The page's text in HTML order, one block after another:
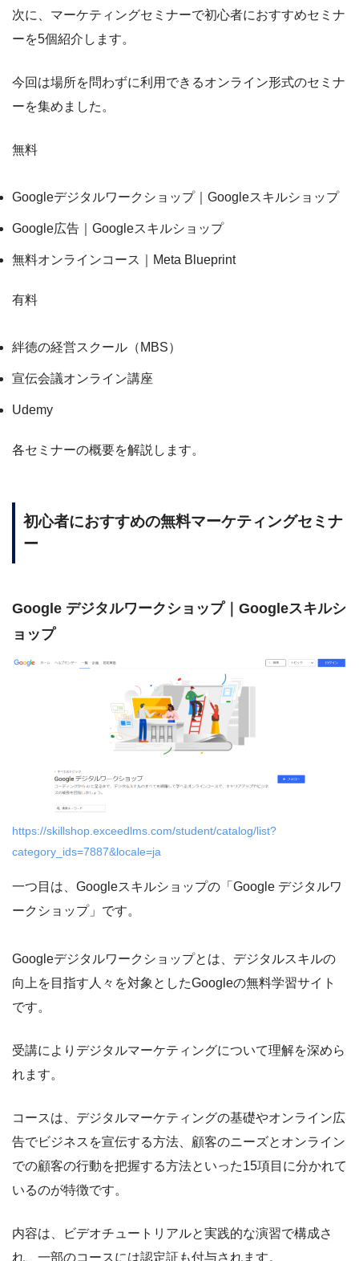
次に、マーケティングセミナーで初心者におすすめセミナ
ーを5個紹介します。
今回は場所を問わずに利用できるオンライン形式のセミナ
ーを集めました。
無料
Googleデジタルワークショップ｜Googleスキルショップ
Google広告｜Googleスキルショップ
無料オンラインコース｜Meta Blueprint
有料
絆徳の経営スクール（MBS）
宣伝会議オンライン講座
Udemy
各セミナーの概要を解説します。
初心者におすすめの無料マーケティングセミナ
ー
Google デジタルワークショップ｜Googleスキルシ
ョップ
https://skillshop.exceedlms.com/student/catalog/list?
category_ids=7887&locale=ja
一つ目は、Googleスキルショップの「Google デジタルワ
ークショップ」です。
Googleデジタルワークショップとは、デジタルスキルの
向上を目指す人々を対象としたGoogleの無料学習サイト
です。
受講によりデジタルマーケティングについて理解を深めら
れます。
コースは、デジタルマーケティングの基礎やオンライン広
告でビジネスを宣伝する方法、顧客のニーズとオンライン
での顧客の行動を把握する方法といった15項目に分かれて
いるのが特徴です。
内容は、ビデオチュートリアルと実践的な演習で構成さ
れ、一部のコースには認定証も付与されます。